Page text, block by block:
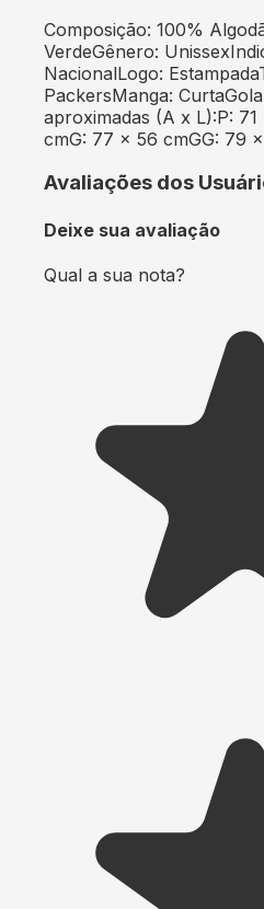
Composição: 100%
VerdeGênero:
NacionalLogo:
PackersManga:
aproximadas (A x L):P:
cmG: 77 x 56 cmGG: 79
Avaliações dos
Deixe sua avaliação
Qual a sua nota?